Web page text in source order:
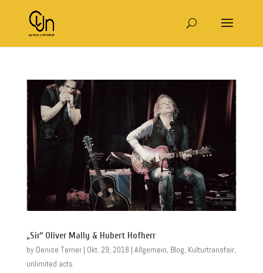
„Sir“ Oliver Mally & Hubert Hofherr
by Denise Terner| Okt. 29, 2018 | Allgemein, Blog, Kulturtransfair,
unlimited acts